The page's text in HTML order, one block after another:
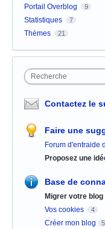
Portail Overblog 9
Statistiques 7
Thèmes 21
Recherche
Contactez le
Faire une
Forum d'entraide
Proposez une
Base de
Migrer votre
Vos cookies 4
Créer mon blog 5